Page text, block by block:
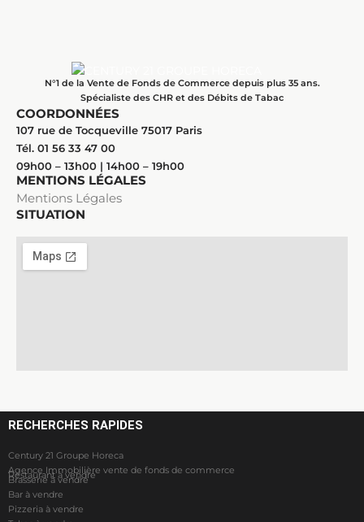
N°1 de la Vente de Fonds de Commerce depuis plus 35 ans.
Spécialiste des CHR et des Débits de Tabac
COORDONNÉES
107 rue de Tocqueville 75017 Paris
Tél. 01 56 33 47 00
09h00 – 13h00 | 14h00 – 19h00
MENTIONS LÉGALES
Mentions Légales
SITUATION
RECHERCHES RAPIDES
Century 21 Groupe Horeca
Agence Immobilière vente de fonds de commerce
Restaurant à vendre
Brasserie à vendre
Bar à vendre
Pizzeria à vendre